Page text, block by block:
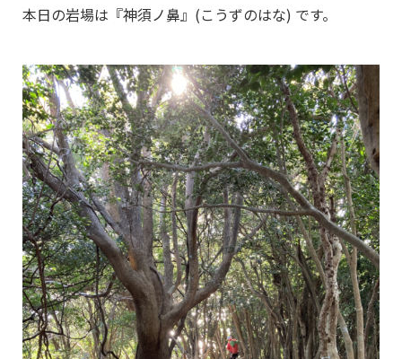
本日の岩場は『神須ノ鼻』(こうずのはな) です。